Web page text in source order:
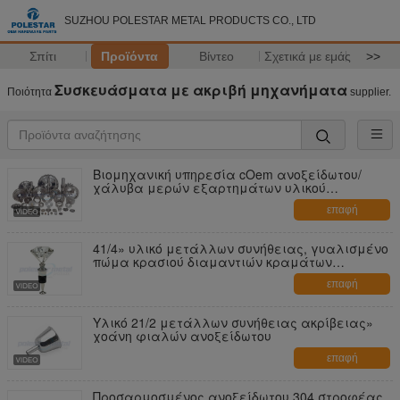
SUZHOU POLESTAR METAL PRODUCTS CO., LTD
Σπίτι Προϊόντα Βίντεο Σχετικά με εμάς >>
Ποιότητα Συσκευάσματα με ακριβή μηχανήματα supplier.
Βιομηχανική υπηρεσία cOem ανοξείδωτου/
χάλυβα μερών εξαρτημάτων υλικού
επαφή
41/4» υλικό μετάλλων συνήθειας, γυαλισμένο
πώμα κρασιού διαμαντιών κραμάτων
επαφή
Υλικό 21/2 μετάλλων συνήθειας ακρίβειας»
χοάνη φιαλών ανοξείδωτου
επαφή
Προσαρμοσμένος ανοξείδωτου 304 στροφέας